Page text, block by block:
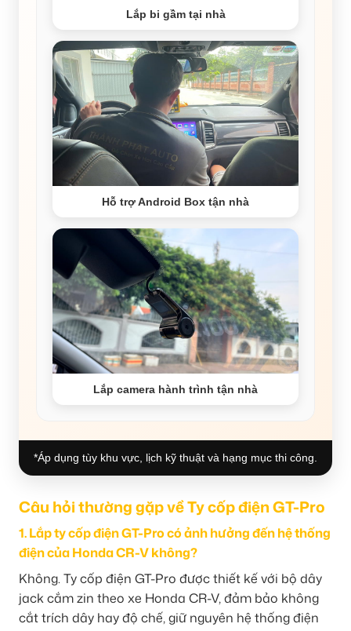
Lắp bi gầm tại nhà
Hỗ trợ Android Box tận nhà
Lắp camera hành trình tận nhà
*Áp dụng tùy khu vực, lịch kỹ thuật và hạng mục thi công.
Câu hỏi thường gặp về Ty cốp điện GT-Pro
1. Lắp ty cốp điện GT-Pro có ảnh hưởng đến hệ thống
điện của Honda CR-V không?
Không. Ty cốp điện GT-Pro được thiết kế với bộ dây
jack cắm zin theo xe Honda CR-V, đảm bảo không
cắt trích dây hay độ chế, giữ nguyên hệ thống điện